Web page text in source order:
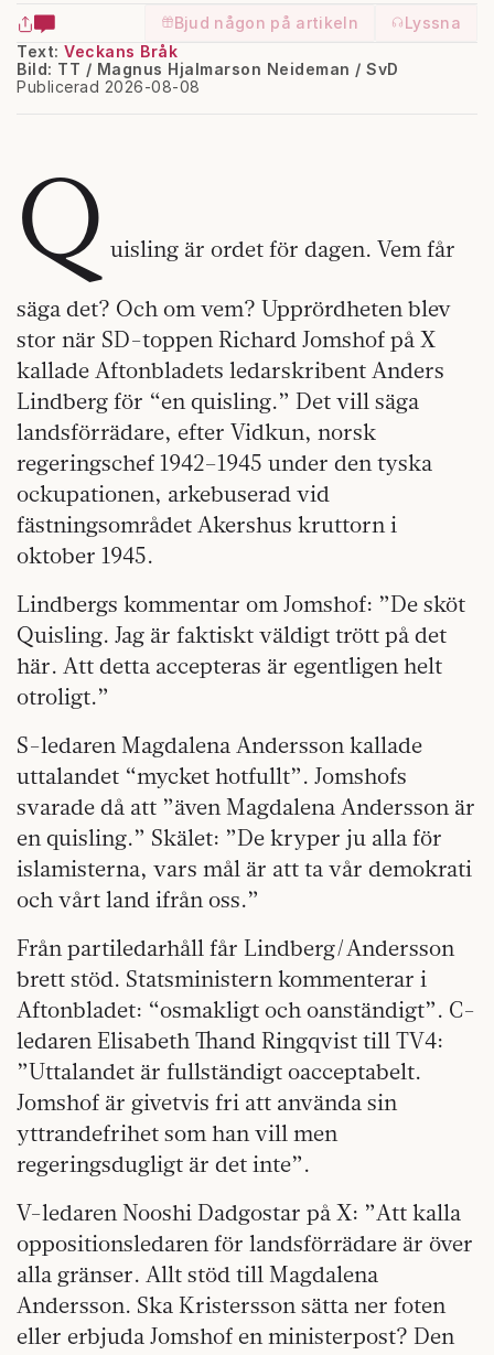
Bjud någon på artikeln
Lyssna
Text: Veckans Bråk
Publicerad 2026-08-08
Bild: TT / Magnus Hjalmarson Neideman / SvD
Q uisling är ordet för dagen. Vem får
säga det? Och om vem? Upprördheten blev
stor när SD-toppen Richard Jomshof på X
kallade Aftonbladets ledarskribent Anders
Lindberg för “en quisling.” Det vill säga
landsförrädare, efter Vidkun, norsk
regeringschef 1942–1945 under den tyska
ockupationen, arkebuserad vid
fästningsområdet Akershus kruttorn i
oktober 1945.
Lindbergs kommentar om Jomshof: ”De sköt
Quisling. Jag är faktiskt väldigt trött på det
här. Att detta accepteras är egentligen helt
otroligt.”
S-ledaren Magdalena Andersson kallade
uttalandet “mycket hotfullt”. Jomshofs
svarade då att ”även Magdalena Andersson är
en quisling.” Skälet: ”De kryper ju alla för
islamisterna, vars mål är att ta vår demokrati
och vårt land ifrån oss.”
Från partiledarhåll får Lindberg/Andersson
brett stöd. Statsministern kommenterar i
Aftonbladet: “osmakligt och oanständigt”. C-
ledaren Elisabeth Thand Ringqvist till TV4:
”Uttalandet är fullständigt oacceptabelt.
Jomshof är givetvis fri att använda sin
yttrandefrihet som han vill men
regeringsdugligt är det inte”.
V-ledaren Nooshi Dadgostar på X: ”Att kalla
oppositionsledaren för landsförrädare är över
alla gränser. Allt stöd till Magdalena
Andersson. Ska Kristersson sätta ner foten
eller erbjuda Jomshof en ministerpost? Den